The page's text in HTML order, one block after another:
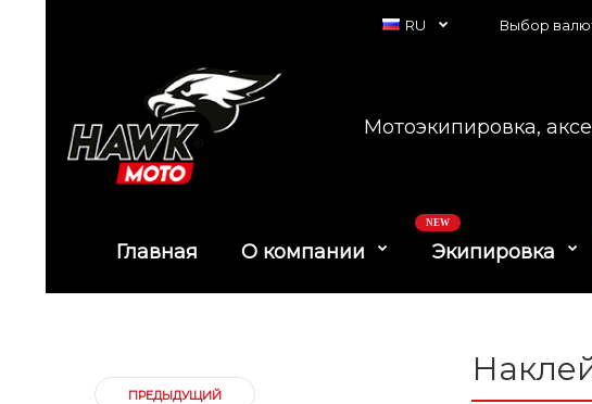
RU Выбор
Мотоэкипировка,
Главная О компании Экипировка
NEW
ПРЕДЫДУЩИЙ